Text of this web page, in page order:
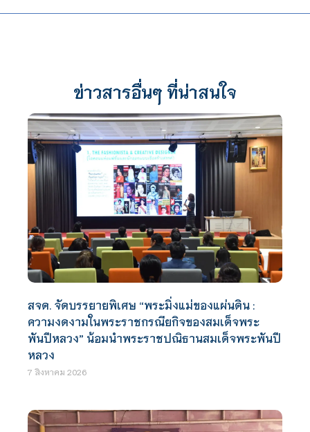
ข่าวสารอื่นๆ ที่น่าสนใจ
สจด. จัดบรรยายพิเศษ “พระมิ่งแม่ของแผ่นดิน :
ความงดงามในพระราชกรณียกิจของสมเด็จพระ
พันปีหลวง” น้อมนำพระราชปณิธานสมเด็จพระพันปี
หลวง
7 สิงหาคม 2026